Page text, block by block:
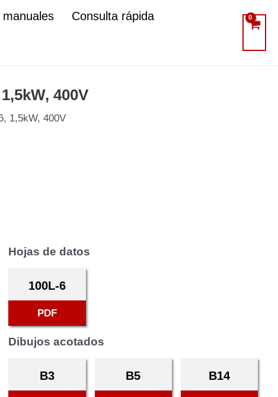
Consulta rápida
400V
1,5kW, 400V
Hojas de datos
100L-6
PDF
Dibujos acotados
B3 B5 B14